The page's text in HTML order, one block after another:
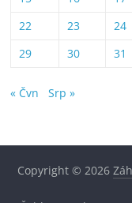
22
23 24
29
30 31
« Čvn Srp »
Copyright © 2026